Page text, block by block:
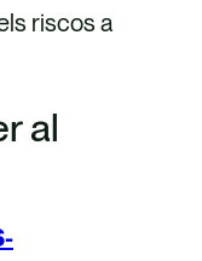
riscos a
al